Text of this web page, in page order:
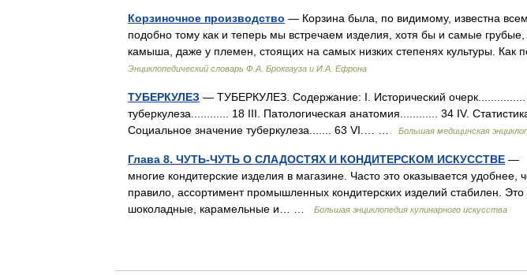
Корзиночное производство — Корзина была, по видимому, известна
подобно тому как и теперь мы встречаем изделия, хотя бы и самые
камыша, даже у племен, стоящих на самых низких степенях культуры.
Энциклопедический словарь Ф.А. Брокгауза и И.А. Ефрона
ТУБЕРКУЛЕЗ — ТУБЕРКУЛЕЗ. Содержание: I. Исторический очерк...............
туберкулеза............ 18 III. Патологическая анатомия............ 34 IV.
Социальное значение туберкулеза....... 63 VІ.… …
Большая медицинская
Глава 8. ЧУТЬ-ЧУТЬ О СЛАДОСТЯХ И КОНДИТЕРСКОМ ИСКУССТВЕ —
многие кондитерские изделия в магазине. Часто это оказывается
правило, ассортимент промышленных кондитерских изделий стабилен.
шоколадные, карамельные и… …
Большая энциклопедия кулинарного искусства